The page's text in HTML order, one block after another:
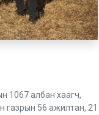
1067 албан хаагч,
газрын 56 ажилтан, 21